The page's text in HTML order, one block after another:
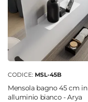
CODICE: MSL-45B
Mensola bagno 45 cm in
alluminio bianco - Arya